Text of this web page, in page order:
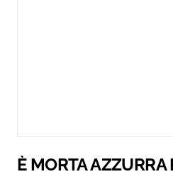
È MORTA AZZURRA